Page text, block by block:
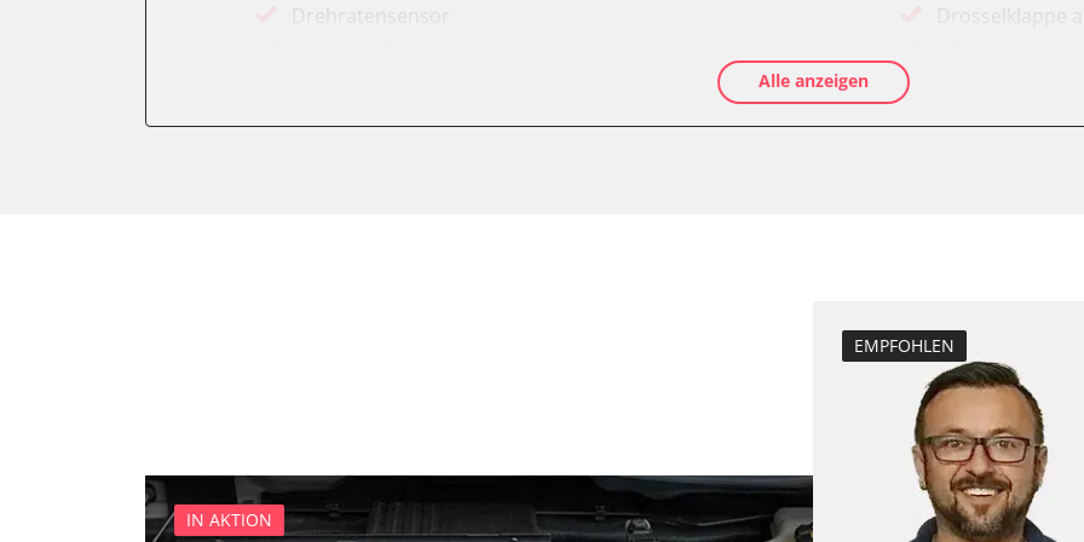
Drehratensensor
Kombiinstrument
Kraftstoffpumpe
Drosselklappe
Differenzdruck
Elektronische
ESP test
Funktionstest
Grundeinstellung
Alle anzeigen
IN AKTION
EMPFOHLEN